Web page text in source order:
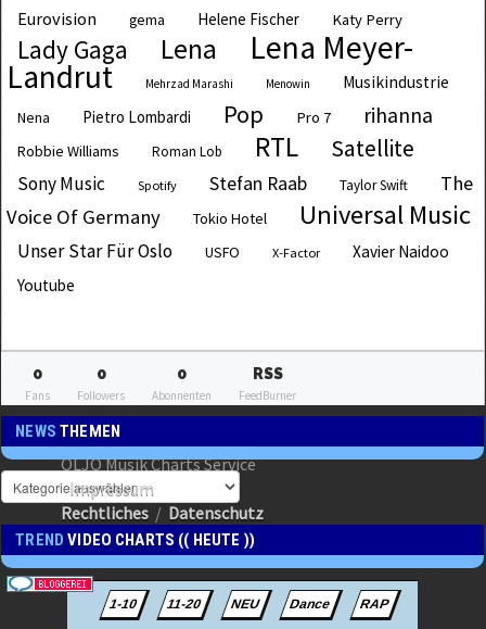
Eurovision gema Helene Fischer Katy Perry
Lady Gaga Lena Lena Meyer-
Landrut Mehrzad Marashi Menowin Musikindustrie
Nena Pietro Lombardi Pop Pro 7 rihanna
Robbie Williams Roman Lob RTL Satellite
Sony Music Spotify Stefan Raab Taylor Swift
The
Voice Of Germany
Tokio Hotel Universal Music
Unser Star Für Oslo USFO X-Factor
Xavier Naidoo
Youtube
0
Fans
0
Followers
0
Abonnenten
RSS
FeedBurner
NEWSTHEMEN
TRENDVIDEO CHARTS (( HEUTE ))
OLJO Musik Charts Service
Impressum
Rechtliches / Datenschutz